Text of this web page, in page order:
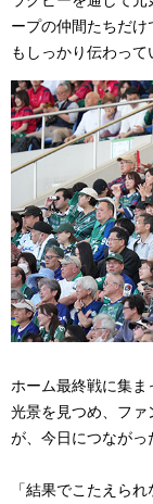
ープの仲間たちだ
もしっかり伝わって
ホーム最終戦に集
光景を見つめ、フ
が、今日につながっ
「結果でこたえら